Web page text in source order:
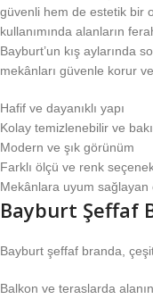
güvenli hem de estetik bir
kullanımında alanların
Bayburt’un kış aylarında
mekânları güvenle korur
Hafif ve dayanıklı yapı
Kolay temizlenebilir ve
Modern ve şık görünüm
Farklı ölçü ve renk
Mekânlara uyum sağlayan
Bayburt Şeffaf
Bayburt şeffaf branda,
Balkon ve teraslarda